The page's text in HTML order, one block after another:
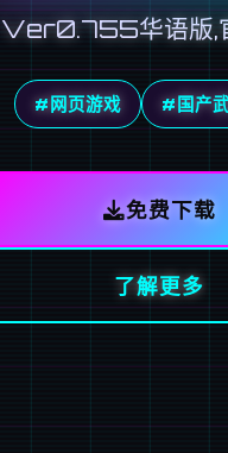
Ver0.755华语版,
#网页游戏 #国产
免费下载
了解更多